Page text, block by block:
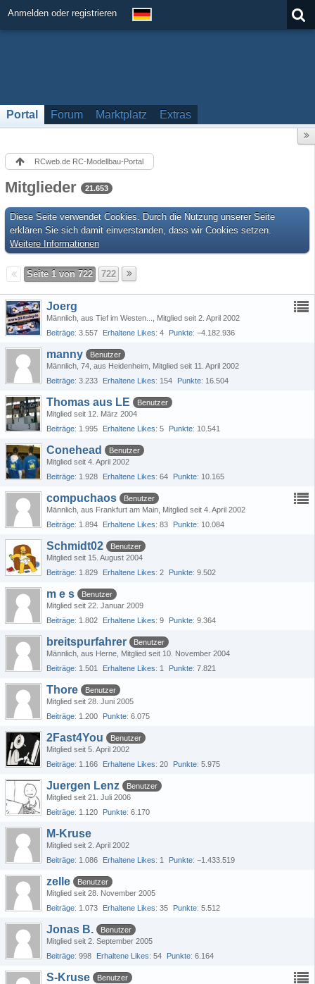
Anmelden oder registrieren
Portal Forum Marktplatz Extras
RCweb.de RC-Modellbau-Portal
Mitglieder 21.653
Diese Seite verwendet Cookies. Durch die Nutzung unserer Seite
erklären Sie sich damit einverstanden, dass wir Cookies setzen.
Weitere Informationen
Seite 1 von 722 722
Joerg
Männlich aus Tief im Westen...
Mitglied seit 2. April 2002
Beiträge 3.557 Erhaltene Likes 4 Punkte −4.182.936
manny
Benutzer
Männlich 74 aus Heidenheim Mitglied seit 11. April 2002
Beiträge 3.233 Erhaltene Likes 154 Punkte 16.504
Thomas aus LE
Benutzer
Mitglied seit 12. März 2004
Beiträge 1.995 Erhaltene Likes 5 Punkte 10.541
Conehead
Benutzer
Mitglied seit 4. April 2002
Beiträge 1.928 Erhaltene Likes 64 Punkte 10.165
compuchaos
Benutzer
Männlich aus Frankfurt am Main Mitglied seit 4. April 2002
Beiträge 1.894 Erhaltene Likes 83 Punkte 10.084
Schmidt02
Benutzer
Mitglied seit 15. August 2004
Beiträge 1.829 Erhaltene Likes 2 Punkte 9.502
m e s
Benutzer
Mitglied seit 22. Januar 2009
Beiträge 1.802 Erhaltene Likes 9 Punkte 9.364
breitspurfahrer
Benutzer
Männlich aus Herne Mitglied seit 10. November 2004
Beiträge 1.501 Erhaltene Likes 1 Punkte 7.821
Thore
Benutzer
Mitglied seit 28. Juni 2005
Beiträge 1.200 Punkte 6.075
2Fast4You
Benutzer
Mitglied seit 5. April 2002
Beiträge 1.166 Erhaltene Likes 20 Punkte 5.975
Juergen Lenz
Benutzer
Mitglied seit 21. Juli 2006
Beiträge 1.120 Punkte 6.170
M-Kruse
Mitglied seit 2. April 2002
Beiträge 1.086 Erhaltene Likes 1 Punkte −1.433.519
zelle
Benutzer
Mitglied seit 28. November 2005
Beiträge 1.073 Erhaltene Likes 35 Punkte 5.512
Jonas B.
Benutzer
Mitglied seit 2. September 2005
Beiträge 998 Erhaltene Likes 54 Punkte 6.164
S-Kruse
Benutzer